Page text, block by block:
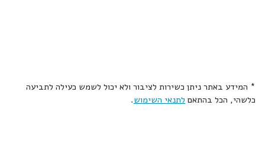
* המידע באתר ניתן כשירות לציבור ולא יכול לשמש כעילה לתביעה
כלשהי, הכל בהתאם לתנאי השימוש.